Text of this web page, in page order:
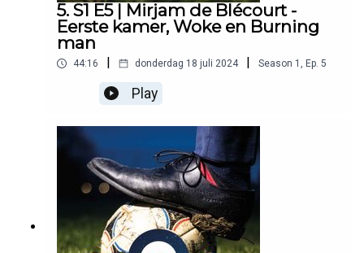
5. S1 E5 | Mirjam de Blécourt -
Eerste kamer, Woke en Burning
man
44:16 donderdag 18 juli 2024 Season 1 , Ep. 5
Play